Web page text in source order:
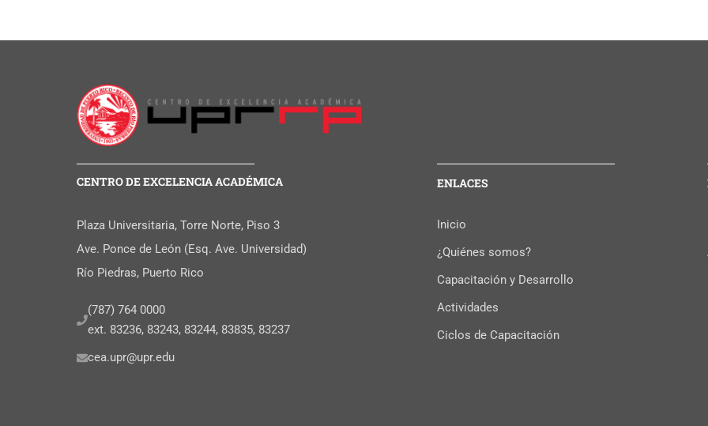
CENTRO DE EXCELENCIA ACADÉMICA
Plaza Universitaria, Torre Norte, Piso 3
Ave. Ponce de León (Esq. Ave. Universidad)
Río Piedras, Puerto Rico
(787) 764 0000
ext. 83236, 83243, 83244, 83835, 83237
cea.upr@upr.edu
ENLACES
Inicio
¿Quiénes somos?
Capacitación y Desarrollo
Actividades
Ciclos de Capacitación